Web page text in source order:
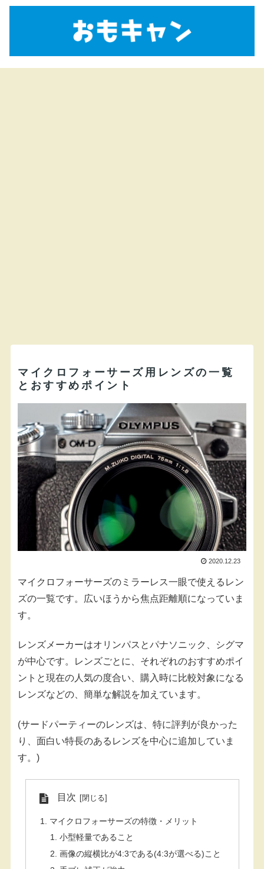
マイクロフォーサーズ用レンズの一覧
とおすすめポイント
2020.12.23
マイクロフォーサーズのミラーレス一眼で使えるレン
ズの一覧です。広いほうから焦点距離順になっていま
す。
レンズメーカーはオリンパスとパナソニック、シグマ
が中心です。レンズごとに、それぞれのおすすめポイ
ントと現在の人気の度合い、購入時に比較対象になる
レンズなどの、簡単な解説を加えています。
(サードパーティーのレンズは、特に評判が良かった
り、面白い特長のあるレンズを中心に追加していま
す。)
目次
マイクロフォーサーズの特徴・メリット
小型軽量であること
画像の縦横比が4:3である(4:3が選べる)こと